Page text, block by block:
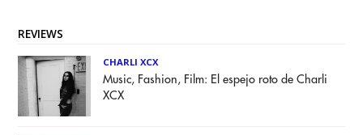
REVIEWS
CHARLI XCX
Music, Fashion, Film: El espejo roto de Charli
XCX